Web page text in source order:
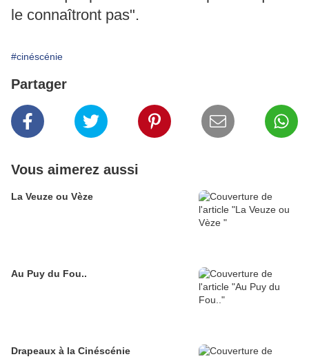
le connaîtront pas".
#cinéscénie
Partager
Vous aimerez aussi
La Veuze ou Vèze
Au Puy du Fou..
Drapeaux à la Cinéscénie